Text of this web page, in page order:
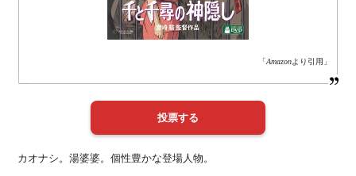
「Amazonより引用」
カオナシ。湯婆婆。個性豊かな登場人物。